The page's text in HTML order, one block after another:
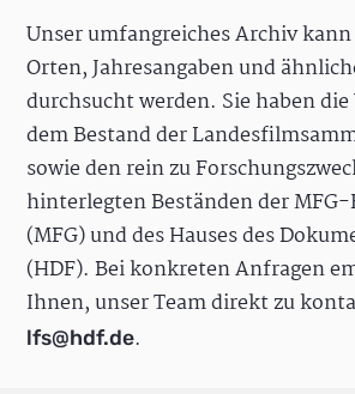
Unser umfangreiches Archiv
Orten, Jahresangaben und
durchsucht werden. Sie haben
dem Bestand der
sowie den rein zu
hinterlegten Beständen der
(MFG) und des Hauses des
(HDF). Bei konkreten Anfragen
Ihnen, unser Team direkt zu
lfs@hdf.de.